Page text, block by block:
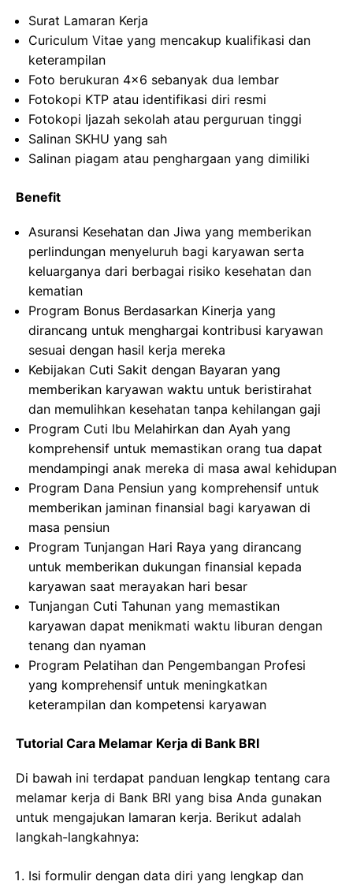
Surat Lamaran Kerja
Curiculum Vitae yang mencakup kualifikasi dan
keterampilan
Foto berukuran 4×6 sebanyak dua lembar
Fotokopi KTP atau identifikasi diri resmi
Fotokopi Ijazah sekolah atau perguruan tinggi
Salinan SKHU yang sah
Salinan piagam atau penghargaan yang dimiliki
Benefit
Asuransi Kesehatan dan Jiwa yang memberikan
perlindungan menyeluruh bagi karyawan serta
keluarganya dari berbagai risiko kesehatan dan
kematian
Program Bonus Berdasarkan Kinerja yang
dirancang untuk menghargai kontribusi karyawan
sesuai dengan hasil kerja mereka
Kebijakan Cuti Sakit dengan Bayaran yang
memberikan karyawan waktu untuk beristirahat
dan memulihkan kesehatan tanpa kehilangan gaji
Program Cuti Ibu Melahirkan dan Ayah yang
komprehensif untuk memastikan orang tua dapat
mendampingi anak mereka di masa awal kehidupan
Program Dana Pensiun yang komprehensif untuk
memberikan jaminan finansial bagi karyawan di
masa pensiun
Program Tunjangan Hari Raya yang dirancang
untuk memberikan dukungan finansial kepada
karyawan saat merayakan hari besar
Tunjangan Cuti Tahunan yang memastikan
karyawan dapat menikmati waktu liburan dengan
tenang dan nyaman
Program Pelatihan dan Pengembangan Profesi
yang komprehensif untuk meningkatkan
keterampilan dan kompetensi karyawan
Tutorial Cara Melamar Kerja di Bank BRI
Di bawah ini terdapat panduan lengkap tentang cara
melamar kerja di Bank BRI yang bisa Anda gunakan
untuk mengajukan lamaran kerja. Berikut adalah
langkah-langkahnya:
Isi formulir dengan data diri yang lengkap dan